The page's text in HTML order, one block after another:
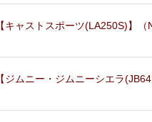
キャストスポーツ(LA250S)】（
ジムニー・ジムニーシエラ